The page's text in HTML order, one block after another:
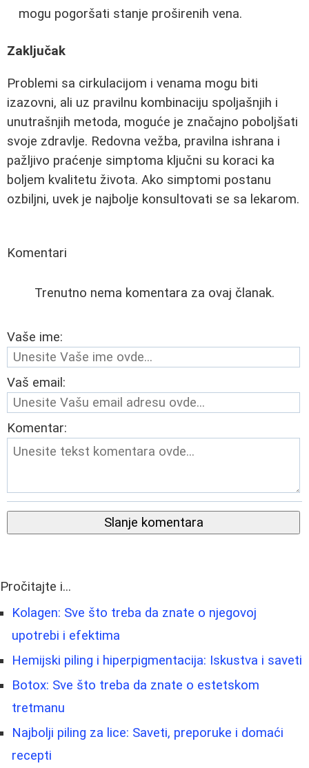
mogu pogoršati stanje proširenih vena.
Zaključak
Problemi sa cirkulacijom i venama mogu biti
izazovni, ali uz pravilnu kombinaciju spoljašnjih i
unutrašnjih metoda, moguće je značajno poboljšati
svoje zdravlje. Redovna vežba, pravilna ishrana i
pažljivo praćenje simptoma ključni su koraci ka
boljem kvalitetu života. Ako simptomi postanu
ozbiljni, uvek je najbolje konsultovati se sa lekarom.
Komentari
Trenutno nema komentara za ovaj članak.
Vaše ime:
Vaš email:
Komentar:
Slanje komentara
Pročitajte i...
Kolagen: Sve što treba da znate o njegovoj
upotrebi i efektima
Hemijski piling i hiperpigmentacija: Iskustva i saveti
Botox: Sve što treba da znate o estetskom
tretmanu
Najbolji piling za lice: Saveti, preporuke i domaći
recepti